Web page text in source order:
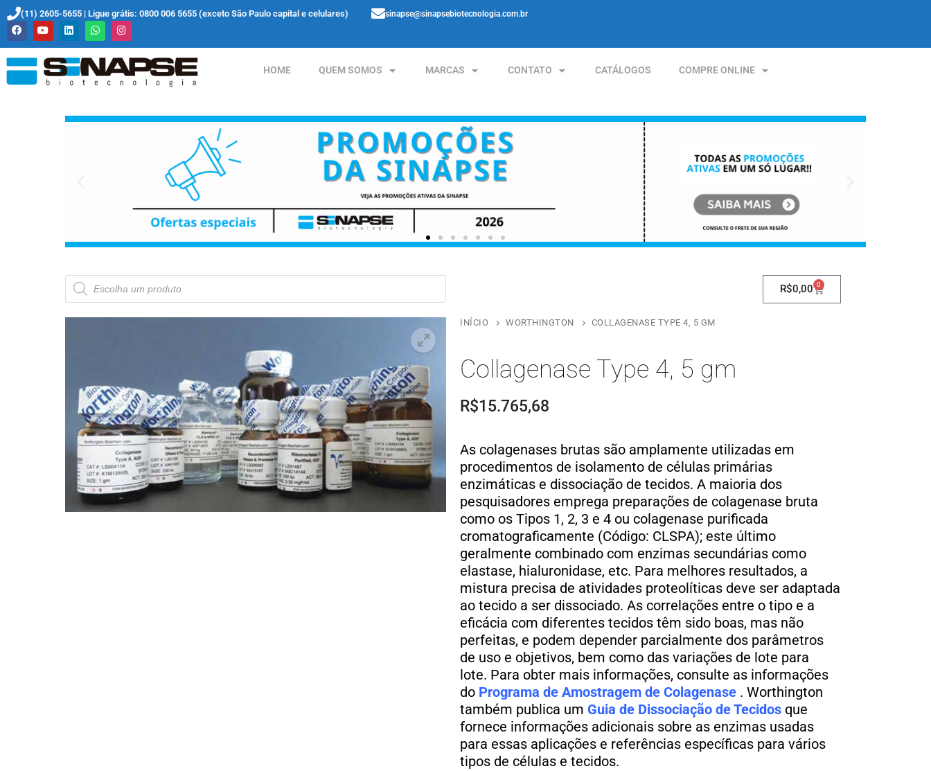
(11) 2605-5655 | Ligue grátis: 0800 006 5655 (exceto São Paulo capital e celulares) sinapse@sinapsebiotecnologia.com.br
HOME QUEM SOMOS MARCAS CONTATO CATÁLOGOS COMPRE ONLINE
R$0,00 0
INÍCIO WORTHINGTON COLLAGENASE TYPE 4, 5 GM
Collagenase Type 4, 5 gm
R$15.765,68
As colagenases brutas são amplamente utilizadas em
procedimentos de isolamento de células primárias
enzimáticas e dissociação de tecidos. A maioria dos
pesquisadores emprega preparações de colagenase bruta
como os Tipos 1, 2, 3 e 4 ou colagenase purificada
cromatograficamente (Código: CLSPA); este último
geralmente combinado com enzimas secundárias como
elastase, hialuronidase, etc. Para melhores resultados, a
mistura precisa de atividades proteolíticas deve ser adaptada
ao tecido a ser dissociado. As correlações entre o tipo e a
eficácia com diferentes tecidos têm sido boas, mas não
perfeitas, e podem depender parcialmente dos parâmetros
de uso e objetivos, bem como das variações de lote para
lote. Para obter mais informações, consulte as informações
do Programa de Amostragem de Colagenase . Worthington
também publica um Guia de Dissociação de Tecidos que
fornece informações adicionais sobre as enzimas usadas
para essas aplicações e referências específicas para vários
tipos de células e tecidos.